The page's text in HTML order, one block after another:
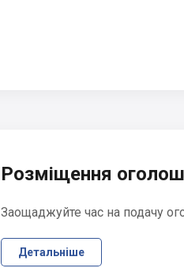
Розміщення
Заощаджуйте час на подачу
Детальніше